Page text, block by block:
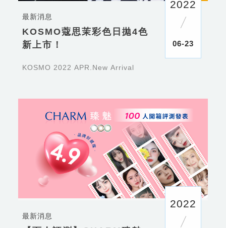
2022
06-23
最新消息
KOSMO蔻思茉彩色日拋4色
新上市！
KOSMO 2022 APR.New Arrival
2022
最新消息